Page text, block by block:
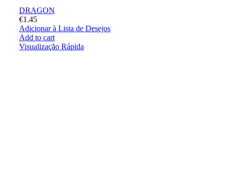
DRAGON
€1.45
Adicionar à Lista de Desejos
Add to cart
Visualização Rápida